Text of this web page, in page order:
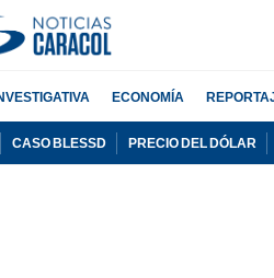
ECONOMÍA
CASO BLESSD PRECIO DEL DÓLAR